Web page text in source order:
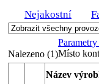
Nejakostní
Nalezeno (1)Místo
Název